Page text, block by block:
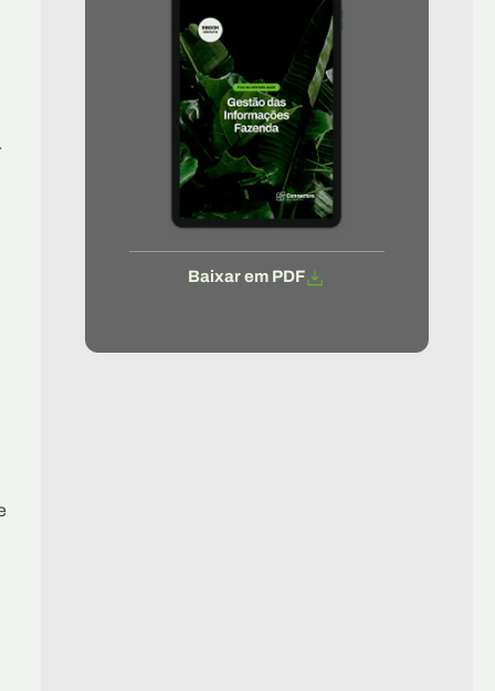
Baixar em PDF